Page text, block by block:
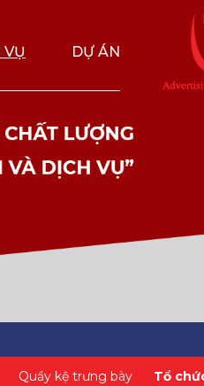
DỰ ÁN
Quầy kệ trưng bày Tổ